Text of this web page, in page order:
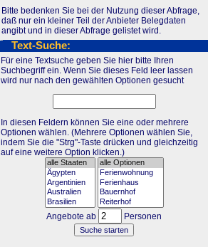
Bitte bedenken Sie bei der Nutzung dieser Abfrage,
daß nur ein kleiner Teil der Anbieter Belegdaten
angibt und in dieser Abfrage gelistet wird.
Text-Suche:
Für eine Textsuche geben Sie hier bitte Ihren
Suchbegriff ein. Wenn Sie dieses Feld leer lassen
wird nur nach den gewählten Optionen gesucht
In diesen Feldern können Sie eine oder mehrere
Optionen wählen. (Mehrere Optionen wählen Sie,
indem Sie die "Strg"-Taste drücken und gleichzeitig
auf eine weitere Option klicken.)
Angebote ab Personen